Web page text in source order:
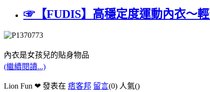
☞【FUDIS】高穩定度運動內衣～
內衣是女孩兒的貼身物品
(繼續閱讀...)
Lion Fun ❤ 發表在 痞客邦 留言(0) 人氣()